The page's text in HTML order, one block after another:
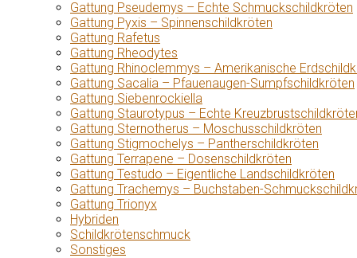
Gattung Pseudemys – Echte Schmuckschildkröten
Gattung Pyxis – Spinnenschildkröten
Gattung Rafetus
Gattung Rheodytes
Gattung Rhinoclemmys – Amerikanische
Gattung Sacalia – Pfauenaugen-Sumpfschildkröten
Gattung Siebenrockiella
Gattung Staurotypus – Echte
Gattung Sternotherus – Moschusschildkröten
Gattung Stigmochelys – Pantherschildkröten
Gattung Terrapene – Dosenschildkröten
Gattung Testudo – Eigentliche Landschildkröten
Gattung Trachemys – Buchstaben-
Gattung Trionyx
Hybriden
Schildkrötenschmuck
Sonstiges